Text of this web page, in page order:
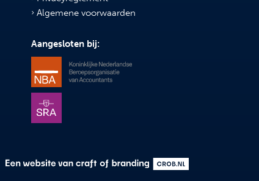
Algemene voorwaarden
Aangesloten bij: